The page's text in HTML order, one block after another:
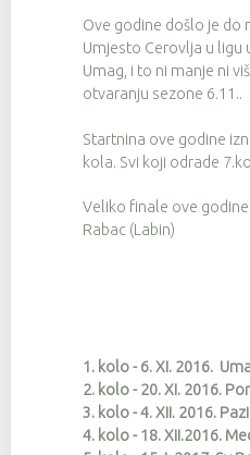
Ove godine došlo je do
Umjesto Cerovlja u ligu
Umag, i to ni manje ni
otvaranju sezone 6.11..
Startnina ove godine
kola. Svi koji odrade
Veliko finale ove
Rabac (Labin)
1. kolo - 6. XI. 2016.
2. kolo - 20. XI. 2016.
3. kolo - 4. XII. 2016.
4. kolo - 18. XII.2016.